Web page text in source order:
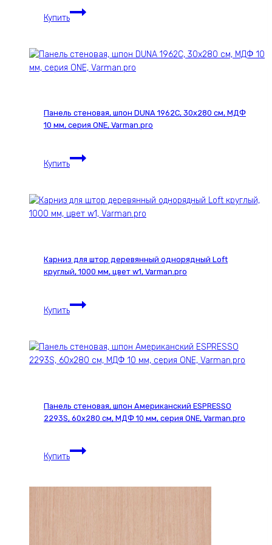
Купить
Панель
стеновая,
ESPRESSO
МДФ
10
серия
ONE,
Панель стеновая, шпон DUNA 1962С, 30х280 см, МДФ
10 мм, серия ONE, Varman.pro
Купить
Панель
стеновая,
1962С,
10
мм,
ONE,
Varman.pro
Карниз для штор деревянный однорядный Loft
круглый, 1000 мм, цвет w1, Varman.pro
Купить
Карниз
для
однорядный
мм,
цвет
Varman.pro
Панель стеновая, шпон Американский ESPRESSO
2293S, 60х280 см, МДФ 10 мм, серия ONE, Varman.pro
Купить
Панель
стеновая,
Американский